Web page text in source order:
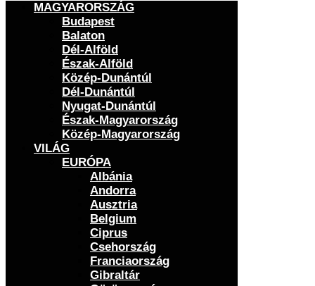
MAGYARORSZÁG
Budapest
Balaton
Dél-Alföld
Észak-Alföld
Közép-Dunántúl
Dél-Dunántúl
Nyugat-Dunántúl
Észak-Magyarország
Közép-Magyarország
VILÁG
EURÓPA
Albánia
Andorra
Ausztria
Belgium
Ciprus
Csehország
Franciaország
Gibraltár